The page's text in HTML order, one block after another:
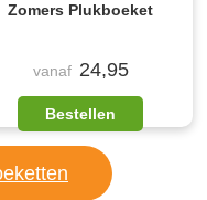
Zomers Plukboeket
vanaf 24,95
Bestellen